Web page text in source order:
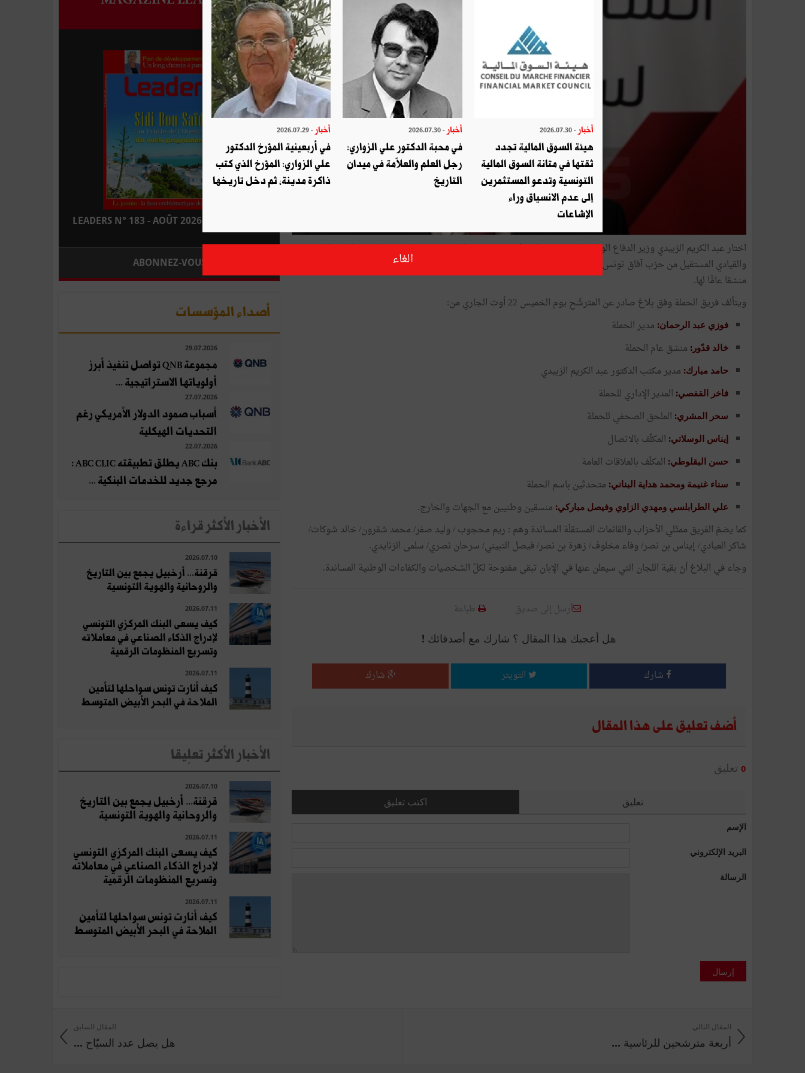
اختار عبد الكريم الزبيدي وزير الدفاع الوطني المستقيل والمترشّح للانتخابات الرئاسية وزير التكوين المهني والتشغيل السابق
والقيادي المستقيل من حزب آفاق تونس فوزي عبد الرحمان مديرا لحملته الانتخابية ووزير الطاقة والمناجم السابق خالد قدّور
منسّقا عامًّا لها.
ويتألف فريق الحملة وفق بلاغ صادر عن المترشّح يوم الخميس 22 أوت الجاري من:
فوزي عبد الرحمان: مدير الحملة
خالد قدّور: منسّق عام الحملة
حامد مبارك: مدير مكتب الدكتور عبد الكريم الزبيدي
فاخر القفصي: المدير الإداري للحملة
سحر المشري: الملحق الصحفي للحملة
إيناس الوسلاتي: المكلّف بالاتصال
حسن البقلوطي: المكلّف بالعلاقات العامة
سناء غنيمة ومحمد هداية البناني: متحدثين باسم الحملة
علي الطرابلسي ومهدي الزاوي وفيصل مباركي: منسقين وطنيين مع الجهات والخارج.
كما يضمّ الفريق ممثّلي الأحزاب والقائمات المستقلّة المساندة وهم : ريم محجوب / وليد صفر/ محمد شقرون/ خالد شوكات/
شاكر العيادي/ إيناس بن نصر/ وفاء مخلوف/ زهرة بن نصر/ فيصل التبيني/ سرحان نصري/ سلمى الزنايدي.
وجاء في البلاغ أنّ بقية اللجان التي سيعلن عنها في الإبان تبقى مفتوحة لكلّ الشخصيات والكفاءات الوطنية المساندة.
أرسل إلى صديق طباعة
هل أعجبك هذا المقال ؟ شارك مع أصدقائك !
شارك التويتر شارك
أضف تعليق على هذا المقال
0 تعليق
اكتب تعليق تعليق
الإسم
البريد الإلكتروني
الرسالة
إرسال
LEADERS N° 183 - AOÛT 2026 : EN KIOSQUE
ABONNEZ-VOUS
أصداء المؤسسات
29.07.2026
مجموعة QNB تواصل تنفيذ أبرز
أولوياتها الاستراتيجية ...
27.07.2026
أسباب صمود الدولار الأمريكي رغم
التحديات الهيكلية
22.07.2026
بنك ABC يطلق تطبيقته ABC CLIC :
مرجع جديد للخدمات البنكية ...
الأخبار الأكثر قراءة
2026.07.10
قرقنة... أرخبيل يجمع بين التاريخ
والروحانية والهوية التونسية
2026.07.11
كيف يسعى البنك المركزي التونسي
لإدراج الذكاء الصناعي في معاملاته
وتسريع المنظومات الرقمية
2026.07.11
كيف أنارت تونس سواحلها لتأمين
الملاحة في البحر الأبيض المتوسط
الأخبار الأكثر تعلِيقا
2026.07.10
قرقنة... أرخبيل يجمع بين التاريخ
والروحانية والهوية التونسية
2026.07.11
كيف يسعى البنك المركزي التونسي
لإدراج الذكاء الصناعي في معاملاته
وتسريع المنظومات الرقمية
2026.07.11
كيف أنارت تونس سواحلها لتأمين
الملاحة في البحر الأبيض المتوسط
المقال السابق
هل يصل عدد السيّاح ...
المقال التالي
أربعة مترشحين للرئاسية ...
أخبار - 2026.07.30
هيئة السوق المالية تجدد
ثقتها في متانة السوق المالية
التونسية وتدعو المستثمرين
إلى عدم الانسياق وراء
الإشاعات
أخبار - 2026.07.30
في محبة الدكتور علي الزواري:
رجل العلم والعلاّمة في ميدان
التاريخ
أخبار - 2026.07.29
في أربعينية المؤرخ الدكتور
علي الزواري: المؤرخ الذي كتب
ذاكرة مدينة، ثم دخل تاريخها
الغاء